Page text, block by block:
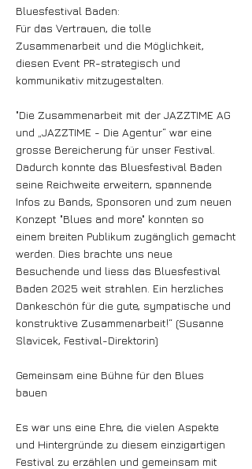
Bluesfestival Baden:
Für das Vertrauen, die tolle
Zusammenarbeit und die Möglichkeit,
diesen Event PR-strategisch und
kommunikativ mitzugestalten.
"Die Zusammenarbeit mit der JAZZTIME AG
und „JAZZTIME - Die Agentur“ war eine
grosse Bereicherung für unser Festival.
Dadurch konnte das Bluesfestival Baden
seine Reichweite erweitern, spannende
Infos zu Bands, Sponsoren und zum neuen
Konzept "Blues and more" konnten so
einem breiten Publikum zugänglich gemacht
werden. Dies brachte uns neue
Besuchende und liess das Bluesfestival
Baden 2025 weit strahlen. Ein herzliches
Dankeschön für die gute, sympatische und
konstruktive Zusammenarbeit!“ (Susanne
Slavicek, Festival-Direktorin)
Gemeinsam eine Bühne für den Blues
bauen
Es war uns eine Ehre, die vielen Aspekte
und Hintergründe zu diesem einzigartigen
Festival zu erzählen und gemeinsam mit